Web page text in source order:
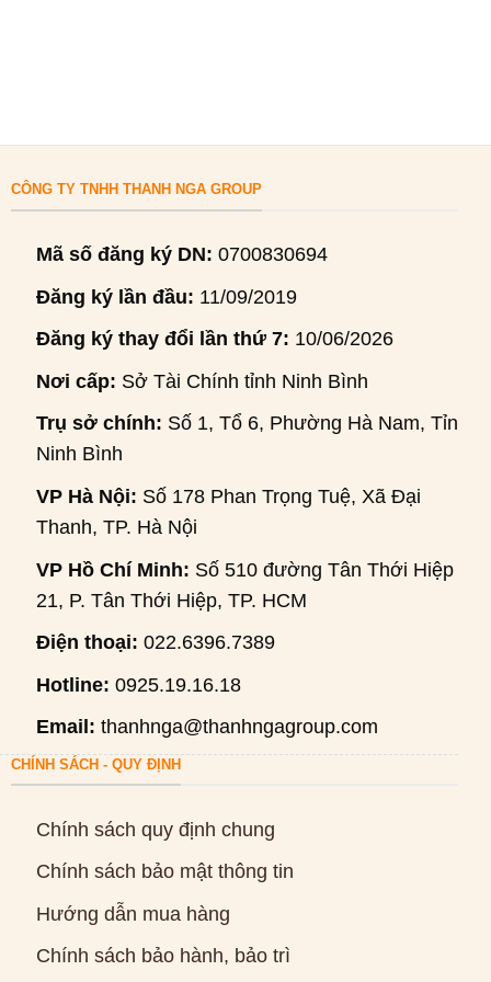
CÔNG TY TNHH THANH NGA GROUP
Mã số đăng ký DN: 0700830694
Đăng ký lần đầu: 11/09/2019
Đăng ký thay đổi lần thứ 7: 10/06/2026
Nơi cấp: Sở Tài Chính tỉnh Ninh Bình
Trụ sở chính: Số 1, Tổ 6, Phường Hà Nam, Tỉnh
Ninh Bình
VP Hà Nội: Số 178 Phan Trọng Tuệ, Xã Đại
Thanh, TP. Hà Nội
VP Hồ Chí Minh: Số 510 đường Tân Thới Hiệp
21, P. Tân Thới Hiệp, TP. HCM
Điện thoại: 022.6396.7389
Hotline: 0925.19.16.18
Email: thanhnga@thanhngagroup.com
CHÍNH SÁCH - QUY ĐỊNH
Chính sách quy định chung
Chính sách bảo mật thông tin
Hướng dẫn mua hàng
Chính sách bảo hành, bảo trì